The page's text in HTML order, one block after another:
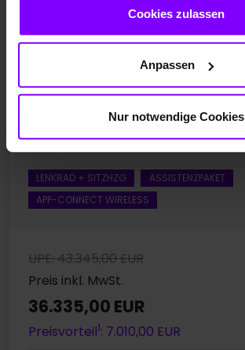
Cookies zulassen
Anpassen
Nur notwendige Cookies
Neufahrzeug
Glacial Weiß Metallic
10 km
110 kW / 150 PS
Automatik
LENKRAD + SITZHZG
ASSISTENZPAKET
APP-CONNECT WIRELESS
UPE: 43.345,00 EUR
Preis inkl. MwSt.
36.335,00 EUR
Preisvorteil1: 7.010,00 EUR